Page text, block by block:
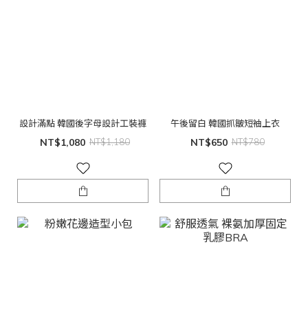
設計滿點 韓國後字母設計工裝褲
NT$1,080 NT$1,180
午後留白 韓國抓皺短袖上衣
NT$650 NT$780